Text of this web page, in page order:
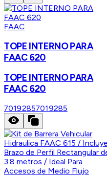
FAAC
TOPE INTERNO PARA
FAAC 620
TOPE INTERNO PARA
FAAC 620
70192857019285